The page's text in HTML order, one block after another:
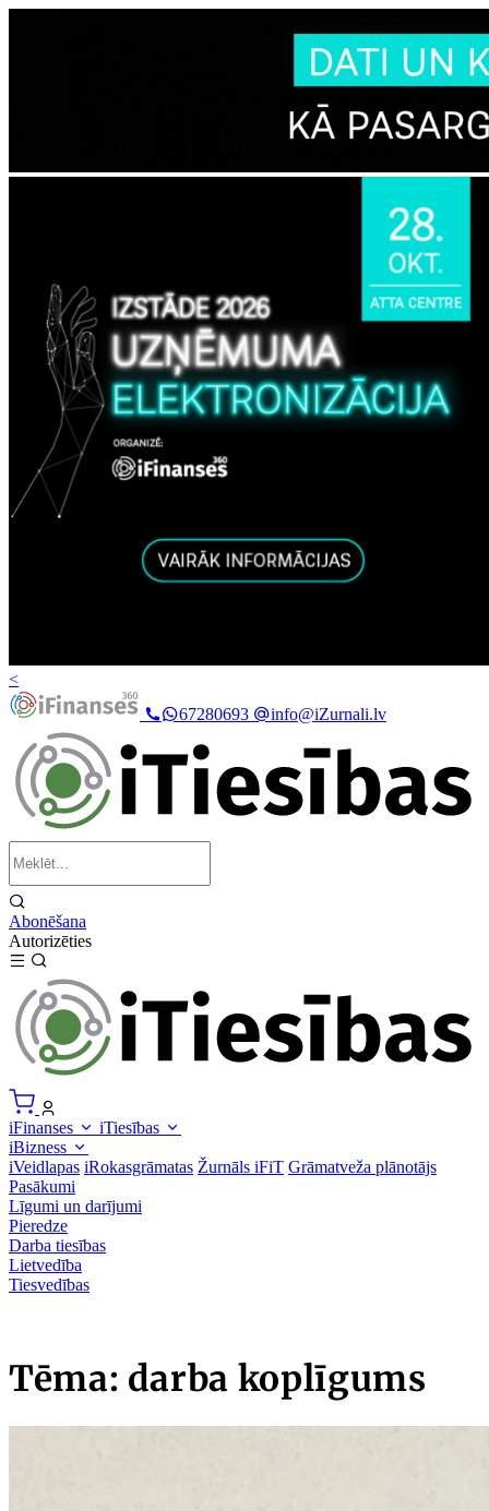
<
67280693
info@iZurnali.lv
Abonēšana
Autorizēties
iFinanses
iTiesības
iBizness
iVeidlapas iRokasgrāmatas Žurnāls iFiT Grāmatveža plānotājs
Pasākumi
Līgumi un darījumi
Pieredze
Darba tiesības
Lietvedība
Tiesvedības
Tēma: darba koplīgums